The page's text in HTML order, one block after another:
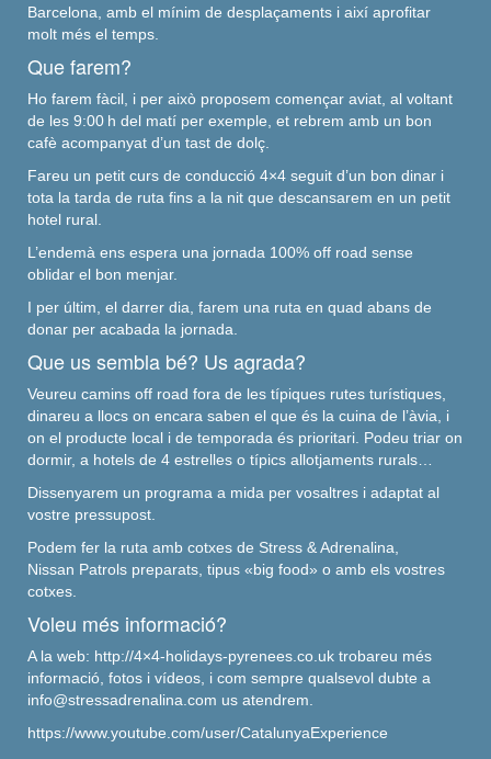
Barcelona, amb el mínim de desplaçaments i així aprofitar
molt més el temps.
Que farem?
Ho farem fàcil, i per això proposem començar aviat, al voltant
de les 9:00 h del matí per exemple, et rebrem amb un bon
cafè acompanyat d’un tast de dolç.
Fareu un petit curs de conducció 4×4 seguit d’un bon dinar i
tota la tarda de ruta fins a la nit que descansarem en un petit
hotel rural.
L’endemà ens espera una jornada 100% off road sense
oblidar el bon menjar.
I per últim, el darrer dia, farem una ruta en quad abans de
donar per acabada la jornada.
Que us sembla bé? Us agrada?
Veureu camins off road fora de les típiques rutes turístiques,
dinareu a llocs on encara saben el que és la cuina de l’àvia, i
on el producte local i de temporada és prioritari.​ Podeu triar on
dormir, a hotels de 4 estrelles o típics allotjaments rurals…
​Dissenyarem un programa a mida per vosaltres i adaptat al
vostre pressupost.
Podem fer la ruta amb cotxes de Stress & Adrenalina,
Nissan Patrols preparats, tipus «big food» o amb els vostres
cotxes.
Voleu més informació?
A la web: http://4×4-holidays-pyrenees.co.uk trobareu més
informació, fotos i vídeos, i com sempre qualsevol dubte a
info@stressadrenalina.com us atendrem.​
https://www.youtube.com/user/CatalunyaExperience